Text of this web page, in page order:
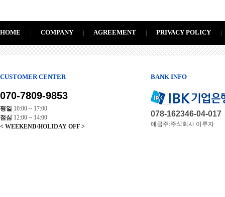
HOME COMPANY AGREEMENT PRIVACY POLICY
CUSTOMER CENTER
070-7809-9853
평일 10:00 ~ 17:00
점심 12:00 ~ 14:00
< WEEKEND/HOLIDAY OFF >
BANK INFO
078-162346-04-017
예금주:주식회사 이루자